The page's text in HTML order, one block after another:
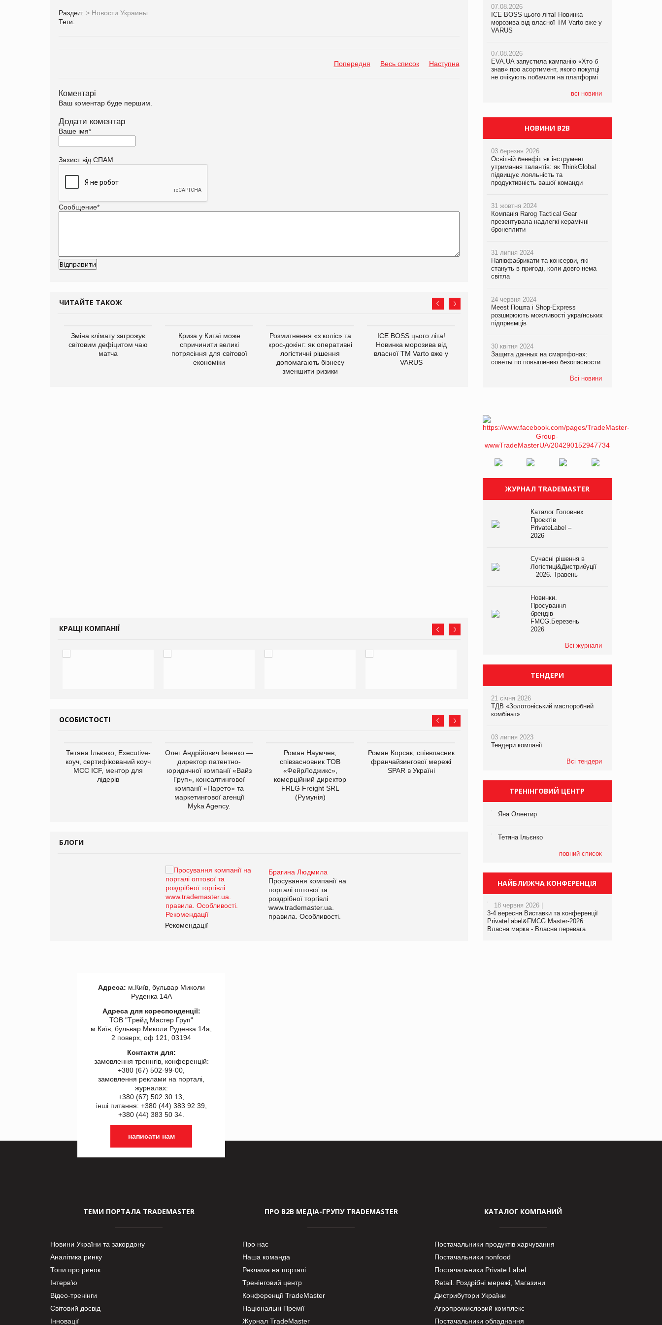
Раздел: > Новости Украины
Теги:
Попередня Весь список Наступна
Коментарі
Ваш коментар буде першим.
Додати коментар
Ваше імя*
Захист від СПАМ
Сообщение*
ЧИТАЙТЕ ТАКОЖ
Зміна клімату загрожує
світовим дефіцитом чаю
матча
Криза у Китаї може
спричинити великі
потрясіння для світової
економіки
Розмитнення «з коліс» та
крос-докінг: як оперативні
логістичні рішення
допомагають бізнесу
зменшити ризики
ICE BOSS цього літа!
Новинка морозива від
власної ТМ Varto вже у
VARUS
кампанію «Хто б знав» про
асортимент, якого покупці
не очікують побачити на
КРАЩІ КОМПАНІЇ
ОСОБИСТОСТІ
Тетяна Ільєнко, Executive-
коуч, сертифікований коуч
МСС ICF, ментор для
лідерів
Олег Андрійович Івченко —
директор патентно-
юридичної компанії «Вайз
Груп», консалтингової
компанії «Парето» та
маркетингової агенції
Myka Agency.
Роман Наумчев,
співзасновник ТОВ
«ФейрЛоджикс»,
комерційний директор
FRLG Freight SRL
(Румунія)
Роман Корсак, співвласник
франчайзингової мережі
SPAR в Україні
виробництва
компанії «УкраМарин»
БЛОГИ
Брагина Людмила
Просування компанії на
порталі оптової та
роздрібної торгівлі
www.trademaster.ua.
правила. Особливості.
Рекомендації
Брагина Людмила
Просування компанії на
www.trademaster.ua.
правила. Особливості.
07.08.2026
ICE BOSS цього літа! Новинка
морозива від власної ТМ Varto вже у
VARUS
07.08.2026
EVA.UA запустила кампанію «Хто б
знав» про асортимент, якого покупці
не очікують побачити на платформі
всі новини
06.08.2026
Смачна новинка для хвостатих: у
VARUS з’явилися паучі Varto Paw
05.08.2026
Мережа супермаркетів VARUS купує
мережу магазинів формату
компанія налічуватиме 374 магазини
07.08.2026
Франція заборонила рекламні дзвінки
НОВИНИ B2B
03 березня 2026
Освітній бенефіт як інструмент
утримання талантів: як ThinkGlobal
підвищує лояльність та
продуктивність вашої команди
31 жовтня 2024
Компанія Rarog Tactical Gear
презентувала надлегкі керамічні
бронеплити
31 липня 2024
Напівфабрикати та консерви, які
стануть в пригоді, коли довго нема
світла
24 червня 2024
Meest Пошта і Shop-Express
розширюють можливості українських
підприємців
30 квітня 2024
Защита данных на смартфонах:
советы по повышению безопасности
Всі новини
ЖУРНАЛ TRADEMASTER
Каталог Головних
Проєктів
PrivateLabel –
2026
Сучасні рішення в
Логістиці&Дистрибуції
– 2026. Травень
Новинки.
Просування
брендів
FMCG.Березень
2026
Всі журнали
ТЕНДЕРИ
21 січня 2026
ТДВ «Золотоніський маслоробний
комбінат»
03 липня 2023
Тендери компанії
Всі тендери
ТРЕНІНГОВИЙ ЦЕНТР
Яна Олентир
Тетяна Ільєнко
повний список
НАЙБЛИЖЧА КОНФЕРЕНЦІЯ
18 червня 2026 |
3-4 вересня Виставки та конференції
PrivateLabel&FMCG Master-2026:
Власна марка - Власна перевага
Адреса: м.Київ, бульвар Миколи
Руденка 14А
Адреса для кореспонденції:
ТОВ "Tрейд Мастер Груп"
м.Київ, бульвар Миколи Руденка 14а,
2 поверх, оф 121, 03194
Контакти для:
замовлення треннгів, конференцій:
+380 (67) 502-99-00,
замовлення реклами на порталі,
журналах:
+380 (67) 502 30 13,
інші питання: +380 (44) 383 92 39,
+380 (44) 383 50 34.
написати нам
ТЕМИ ПОРТАЛА TRADEMASTER
Новини України та закордону
Аналітика ринку
Топи про ринок
Інтерв’ю
Відео-тренінги
Світовий досвід
Інновації
ПРО В2В МЕДІА-ГРУПУ TRADEMASTER
Про нас
Наша команда
Реклама на порталі
Тренінговий центр
Конференції TradeMaster
Національні Премії
Журнал TradeMaster
КАТАЛОГ КОМПАНИЙ
Постачальники продуктів харчування
Постачальники nonfood
Постачальники Private Label
Retail. Роздрібні мережі, Магазини
Дистрибутори України
Агропромисловий комплекс
Постачальники обладнання